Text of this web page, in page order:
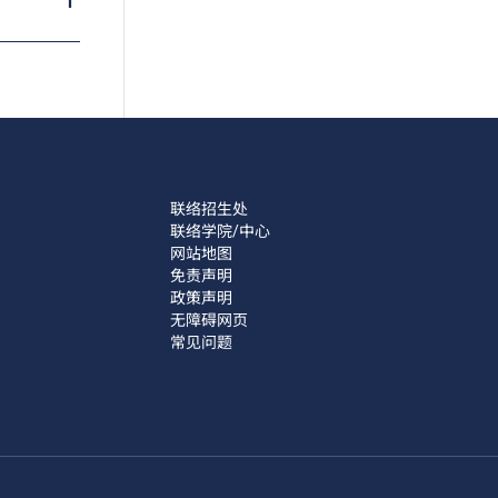
联络招生处
联络学院/中心
网站地图
免责声明
政策声明
无障碍网页
常见问题